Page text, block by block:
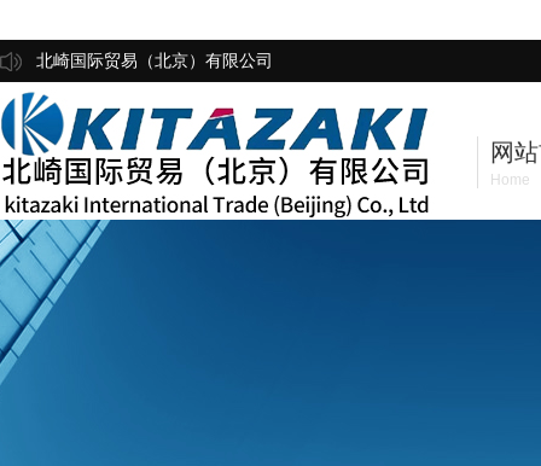
北崎国际贸易（北京）有限公司
网
Home